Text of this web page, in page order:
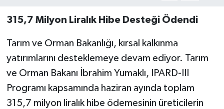
315,7 Milyon Liralık Hibe Desteği Ödendi
Tarım ve Orman Bakanlığı, kırsal kalkınma
yatırımlarını desteklemeye devam ediyor. Tarım
ve Orman Bakanı İbrahim Yumaklı, IPARD-III
Programı kapsamında haziran ayında toplam
315,7 milyon liralık hibe ödemesinin üreticilerin